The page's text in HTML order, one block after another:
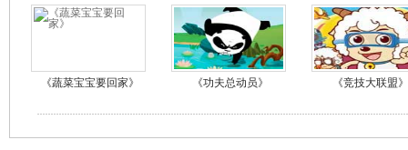
《蔬菜宝宝要回家》 《功夫总动员》 《竞技大联盟》